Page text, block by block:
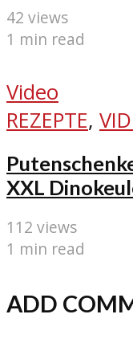
42 views
1 min read
Video
REZEPTE,
XXL
112 views
1 min read
ADD